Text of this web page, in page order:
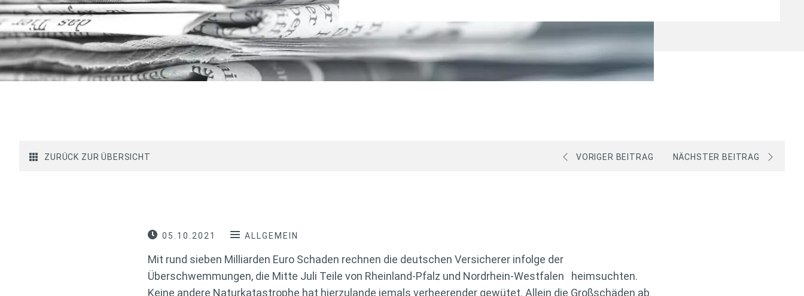
ZURÜCK ZUR ÜBERSICHT VORIGER BEITRAG NÄCHSTER BEITRAG
05.10.2021 ALLGEMEIN
Mit rund sieben Milliarden Euro Schaden rechnen die deutschen Versicherer infolge der
Überschwemmungen, die Mitte Juli Teile von Rheinland-Pfalz und Nordrhein-Westfalen heimsuchten.
Keine andere Naturkatastrophe hat hierzulande jemals verheerender gewütet. Allein die Großschäden ab